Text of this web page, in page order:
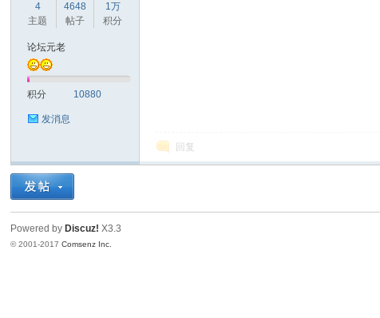
4
主题
4648
帖子
1万
积分
论坛元老
积分 10880
发消息
回复
Powered by Discuz! X3.3
© 2001-2017Comsenz Inc.